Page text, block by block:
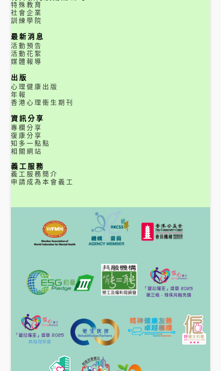
特殊教育
社會企業
訓練學院
最新消息
活動預告
活動花絮
媒體報導
出版
心理健康出版
年報
香港心理衞生期刊
資訊分享
專欄分享
復康分享
知多一點點
相關網站
義工服務
義工服務簡介
申請成為本會義工